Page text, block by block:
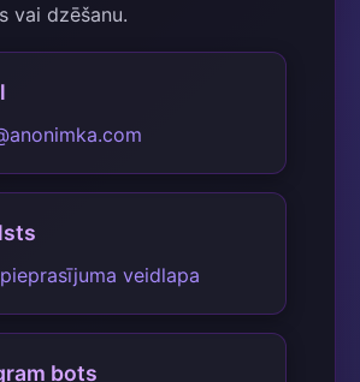
vai dzēšanu.
veidlapa
bots